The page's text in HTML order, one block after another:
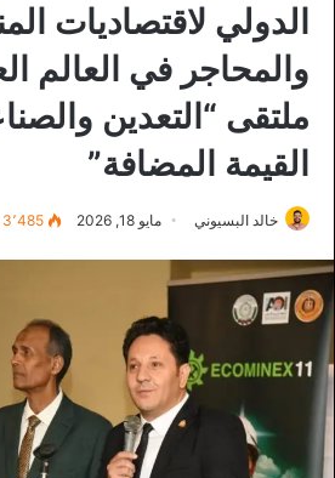
الدولي لاقتصاديات
والمحاجر في العالم
ملتقى “التعدين
القيمة المضافة”
خالد البسيوني مايو 18, 2026 3٬485